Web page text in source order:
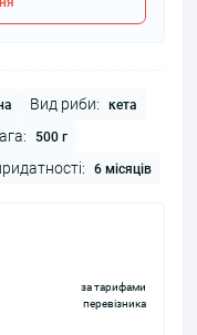
Вид риби: кета
500 г
6 місяців
за тарифами
перевізника